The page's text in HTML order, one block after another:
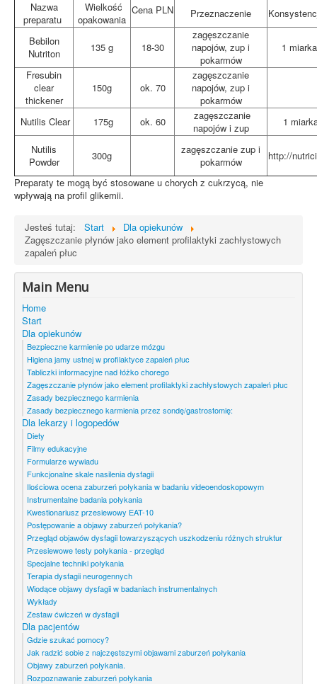
Nazwa
preparatu
Wielkość
opakowania
Cena PLN Przeznaczenie
Bebilon
Nutriton
135 g 18-30
zagęszczanie
napojów, zup i
pokarmów
1
Fresubin
clear
thickener
150g ok. 70
zagęszczanie
napojów, zup i
pokarmów
Nutilis Clear
175g ok. 60
zagęszczanie
napojów i zup
1
Nutilis
Powder
300g
zagęszczanie zup i
pokarmów
http://
Preparaty te mogą być stosowane u chorych z cukrzycą, nie
wpływają na profil glikemii.
Jesteś tutaj: Start
Dla opiekunów
Zagęszczanie płynów jako element profilaktyki zachłystowych
zapaleń płuc
Main Menu
Home
Start
Dla opiekunów
Bezpieczne karmienie po udarze mózgu
Higiena jamy ustnej w profilaktyce zapaleń płuc
Tabliczki informacyjne nad łóżko chorego
Zagęszczanie płynów jako element profilaktyki zachłystowych zapaleń płuc
Zasady bezpiecznego karmienia
Zasady bezpiecznego karmienia przez sondę/gastrostomię:
Dla lekarzy i logopedów
Diety
Filmy edukacyjne
Formularze wywiadu
Funkcjonalne skale nasilenia dysfagii
Ilościowa ocena zaburzeń połykania w badaniu videoendoskopowym
Instrumentalne badania połykania
Kwestionariusz przesiewowy EAT-10
Postępowanie a objawy zaburzeń połykania?
Przegląd objawów dysfagii towarzyszących uszkodzeniu różnych struktur
Przesiewowe testy połykania - przegląd
Specjalne techniki połykania
Terapia dysfagii neurogennych
Wiodące objawy dysfagii w badaniach instrumentalnych
Wykłady
Zestaw ćwiczeń w dysfagii
Dla pacjentów
Gdzie szukać pomocy?
Jak radzić sobie z najczęstszymi objawami zaburzeń połykania
Objawy zaburzeń połykania.
Rozpoznawanie zaburzeń połykania